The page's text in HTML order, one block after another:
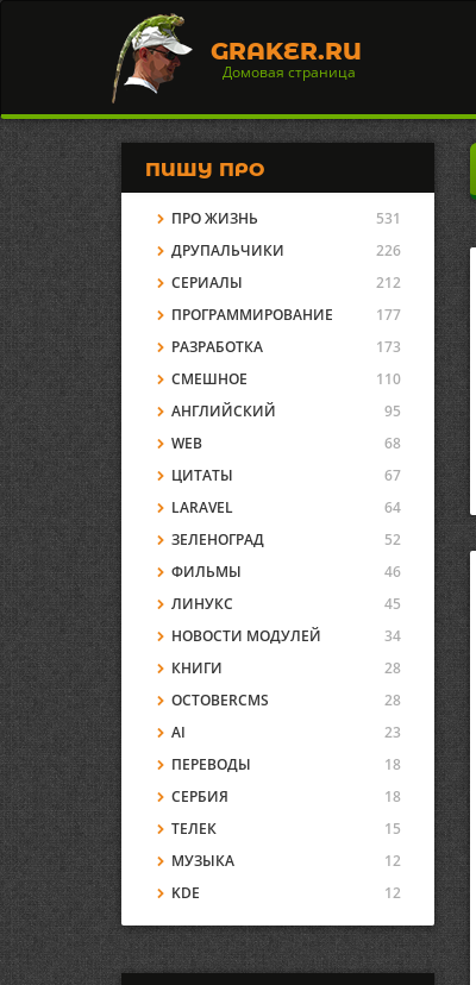
GRAKER.RU
Домовая страница
ПИШУ ПРО
ПРО ЖИЗНЬ
531
ДРУПАЛЬЧИКИ
226
СЕРИАЛЫ
212
ПРОГРАММИРОВАНИЕ
177
РАЗРАБОТКА
173
СМЕШНОЕ
110
АНГЛИЙСКИЙ
95
WEB
68
ЦИТАТЫ
67
LARAVEL
64
ЗЕЛЕНОГРАД
52
ФИЛЬМЫ
46
ЛИНУКС
45
НОВОСТИ МОДУЛЕЙ
34
КНИГИ
28
OCTOBERCMS
28
AI
23
ПЕРЕВОДЫ
18
СЕРБИЯ
18
ТЕЛЕК
15
МУЗЫКА
12
KDE
12